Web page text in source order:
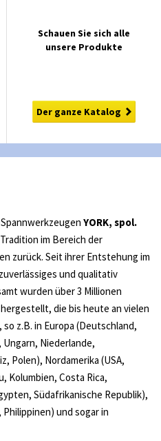
Schauen Sie sich alle
unsere Produkte
Der ganze Katalog
YORK, spol.
im Bereich der
zurück. Seit ihrer Entstehung im
und qualitativ
wurden über 3 Millionen
die bis heute an vielen
z.B. in Europa (Deutschland,
Niederlande,
Polen), Nordamerika (USA,
Kolumbien, Costa Rica,
Südafrikanische Republik),
Philippinen) und sogar in